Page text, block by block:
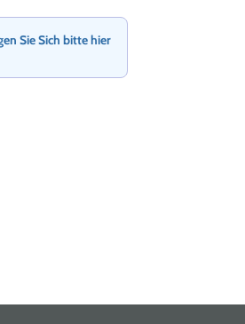
Sie Sich bitte hier